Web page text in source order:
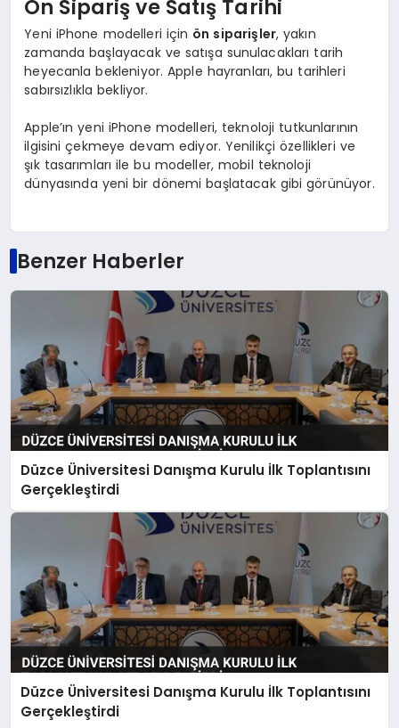
Ön Sipariş ve Satış Tarihi
Yeni iPhone modelleri için ön siparişler, yakın
zamanda başlayacak ve satışa sunulacakları tarih
heyecanla bekleniyor. Apple hayranları, bu tarihleri
sabırsızlıkla bekliyor.
Apple’ın yeni iPhone modelleri, teknoloji tutkunlarının
ilgisini çekmeye devam ediyor. Yenilikçi özellikleri ve
şık tasarımları ile bu modeller, mobil teknoloji
dünyasında yeni bir dönemi başlatacak gibi görünüyor.
Benzer Haberler
Düzce Üniversitesi Danışma Kurulu İlk Toplantısını
Gerçekleştirdi
Düzce Üniversitesi Danışma Kurulu İlk Toplantısını
Gerçekleştirdi